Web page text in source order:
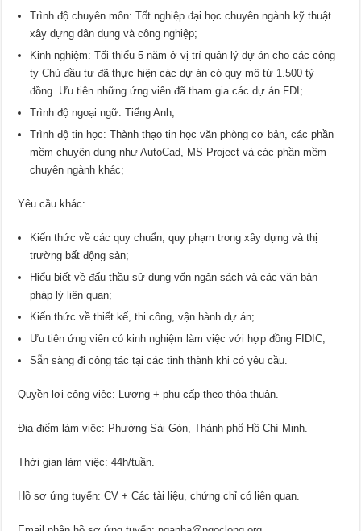
Trình độ chuyên môn: Tốt nghiệp đại học chuyên ngành kỹ thuật
xây dựng dân dụng và công nghiệp;
Kinh nghiệm: Tối thiểu 5 năm ở vị trí quản lý dự án cho các công
ty Chủ đầu tư đã thực hiện các dự án có quy mô từ 1.500 tỷ
đồng. Ưu tiên những ứng viên đã tham gia các dự án FDI;
Trình độ ngoại ngữ: Tiếng Anh;
Trình độ tin học: Thành thạo tin học văn phòng cơ bản, các phần
mềm chuyên dụng như AutoCad, MS Project và các phần mềm
chuyên ngành khác;
Yêu cầu khác:
Kiến thức về các quy chuẩn, quy phạm trong xây dựng và thị
trường bất động sản;
Hiểu biết về đấu thầu sử dụng vốn ngân sách và các văn bản
pháp lý liên quan;
Kiến thức về thiết kế, thi công, vận hành dự án;
Ưu tiên ứng viên có kinh nghiệm làm việc với hợp đồng FIDIC;
Sẵn sàng đi công tác tại các tỉnh thành khi có yêu cầu.
Quyền lợi công việc: Lương + phụ cấp theo thỏa thuận.
Địa điểm làm việc: Phường Sài Gòn, Thành phố Hồ Chí Minh.
Thời gian làm việc: 44h/tuần.
Hồ sơ ứng tuyển: CV + Các tài liệu, chứng chỉ có liên quan.